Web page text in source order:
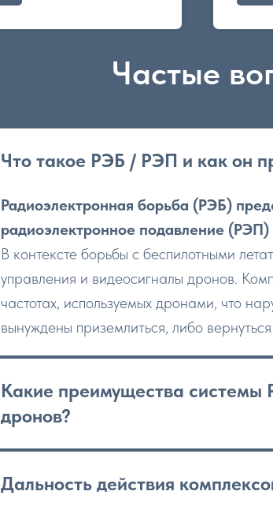
Частые
Что такое РЭБ / РЭП и как он
Радиоэлектронная борьба (РЭБ)
радиоэлектронное подавление
В контексте борьбы с беспилотными
управления и видеосигналы дронов.
частотах, используемых дронами, что
вынуждены приземлиться, либо
Какие преимущества системы
дронов?
Дальность действия